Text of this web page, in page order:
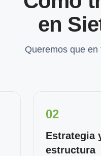
en
Queremos que
02
Estrategia
estructura